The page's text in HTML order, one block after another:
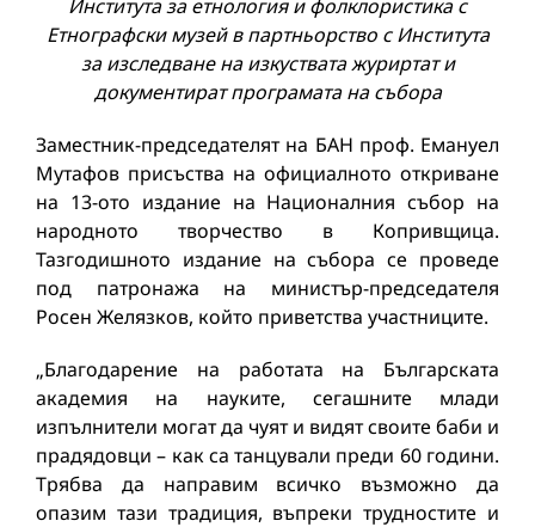
Института за етнология и фолклористика с
Етнографски музей в партньорство с Института
за изследване на изкуствата журиртат и
документират програмата на събора
Заместник-председателят на БАН проф. Емануел
Мутафов присъства на официалното откриване
на 13-ото издание на Националния събор на
народното творчество в Копривщица.
Тазгодишното издание на събора се проведе
под патронажа на министър-председателя
Росен Желязков, който приветства участниците.
„Благодарение на работата на Българската
академия на науките, сегашните млади
изпълнители могат да чуят и видят своите баби и
прадядовци – как са танцували преди 60 години.
Трябва да направим всичко възможно да
опазим тази традиция, въпреки трудностите и